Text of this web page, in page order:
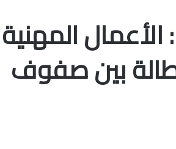
المهنية
بين صفوف